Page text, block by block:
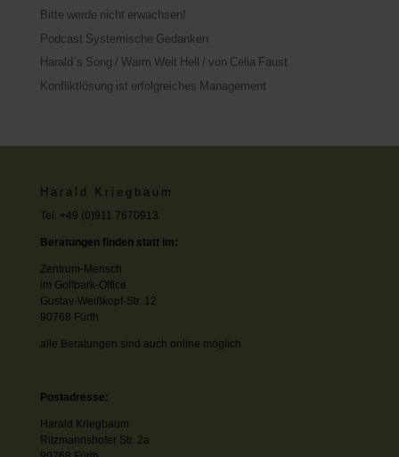
Bitte werde nicht erwachsen!
Podcast Systemische Gedanken
Harald`s Song / Warm Weit Hell / von Celia Faust
Konfliktlösung ist erfolgreiches Management
Harald Kriegbaum
Tel. +49 (0)911 7670913
Beratungen finden statt im:
Zentrum-Mensch
im Golfpark-Office
Gustav-Weißkopf-Str. 12
90768 Fürth
alle Beratungen sind auch online möglich
Postadresse:
Harald Kriegbaum
Ritzmannshofer Str. 2a